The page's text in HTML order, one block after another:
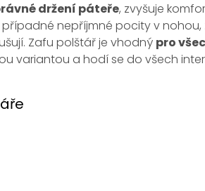
držení páteře, zvyšuje
nepříjmné pocity v nohou,
Zafu polštář je vhodný pro
variantou a hodí se do všech